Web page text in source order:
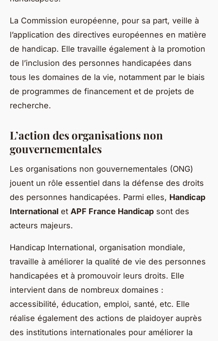
La Commission européenne, pour sa part, veille à
l’application des directives européennes en matière
de handicap. Elle travaille également à la promotion
de l’inclusion des personnes handicapées dans
tous les domaines de la vie, notamment par le biais
de programmes de financement et de projets de
recherche.
L’action des organisations non
gouvernementales
Les organisations non gouvernementales (ONG)
jouent un rôle essentiel dans la défense des droits
des personnes handicapées. Parmi elles, Handicap
International et APF France Handicap sont des
acteurs majeurs.
Handicap International, organisation mondiale,
travaille à améliorer la qualité de vie des personnes
handicapées et à promouvoir leurs droits. Elle
intervient dans de nombreux domaines :
accessibilité, éducation, emploi, santé, etc. Elle
réalise également des actions de plaidoyer auprès
des institutions internationales pour améliorer la